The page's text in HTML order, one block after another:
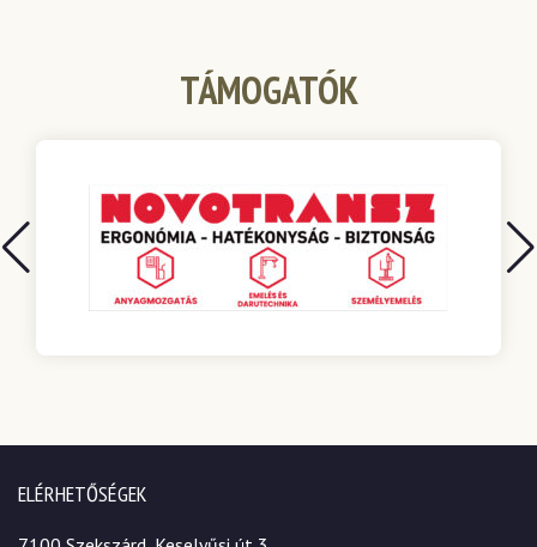
TÁMOGATÓK
ELÉRHETŐSÉGEK